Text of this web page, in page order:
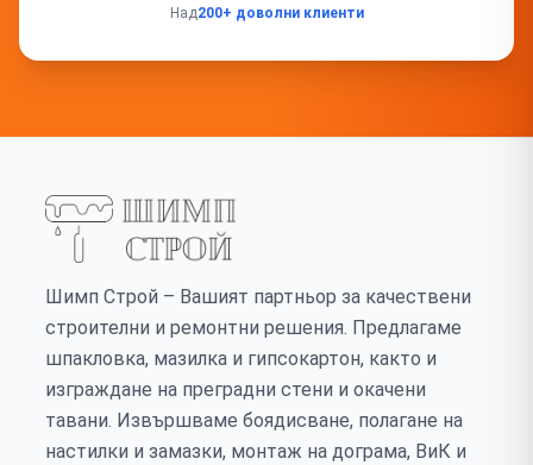
Над200+ доволни клиенти
Шимп Строй – Вашият партньор за качествени
строителни и ремонтни решения. Предлагаме
шпакловка, мазилка и гипсокартон, както и
изграждане на преградни стени и окачени
тавани. Извършваме боядисване, полагане на
настилки и замазки, монтаж на дограма, ВиК и